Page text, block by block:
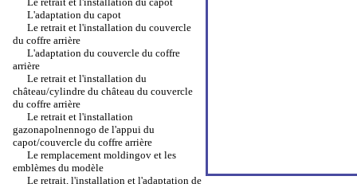
L'adaptation du capot
Le retrait et l'installation du couvercle
du coffre arrière
L'adaptation du couvercle du coffre
arrière
Le retrait et l'installation du
château/cylindre du château du couvercle
du coffre arrière
Le retrait et l'installation
gazonapolnennogo de l'appui du
capot/couvercle du coffre arrière
Le remplacement moldingov et les
emblèmes du modèle
Le retrait, l'installation et l'adaptation de